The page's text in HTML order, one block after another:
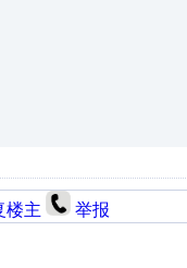
楼主 举报